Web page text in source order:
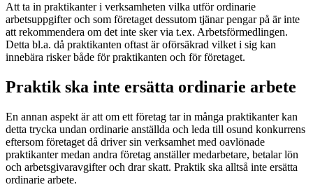
Att ta in praktikanter i verksamheten vilka utför ordinarie
arbetsuppgifter och som företaget dessutom tjänar pengar på är inte
att rekommendera om det inte sker via t.ex. Arbetsförmedlingen.
Detta bl.a. då praktikanten oftast är oförsäkrad vilket i sig kan
innebära risker både för praktikanten och för företaget.
Praktik ska inte ersätta ordinarie arbete
En annan aspekt är att om ett företag tar in många praktikanter kan
detta trycka undan ordinarie anställda och leda till osund konkurrens
eftersom företaget då driver sin verksamhet med oavlönade
praktikanter medan andra företag anställer medarbetare, betalar lön
och arbetsgivaravgifter och drar skatt. Praktik ska alltså inte ersätta
ordinarie arbete.